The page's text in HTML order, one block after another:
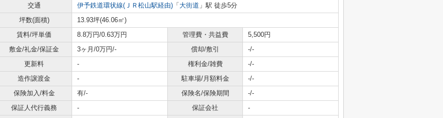
交通
伊予鉄道環状線(ＪＲ松山駅経由) 「 大街道 」駅 徒歩5分
坪数(面積)
13.93坪(46.06㎡)
賃料/坪単価
8.8万円/0.63万円 管理費・共益費
5,500円
敷金/礼金/保証金
3ヶ月/0万円/- 償却/敷引
-/-
更新料
- 権利金/雑費
-/-
造作譲渡金
- 駐車場/月額料金
-/-
保険加入/料金
有/- 保険名/保険期間
-/-
保証人代行義務
- 保証会社
-